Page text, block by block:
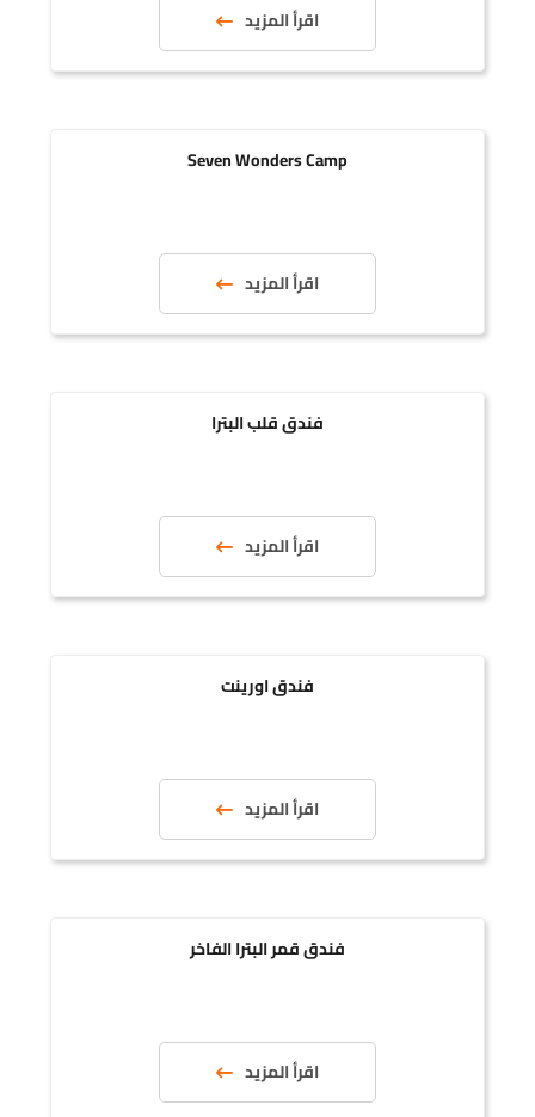
اقرأ المزيد
Seven Wonders Camp
اقرأ المزيد
فندق قلب البترا
اقرأ المزيد
فندق اورينت
اقرأ المزيد
فندق قمر البترا الفاخر
اقرأ المزيد